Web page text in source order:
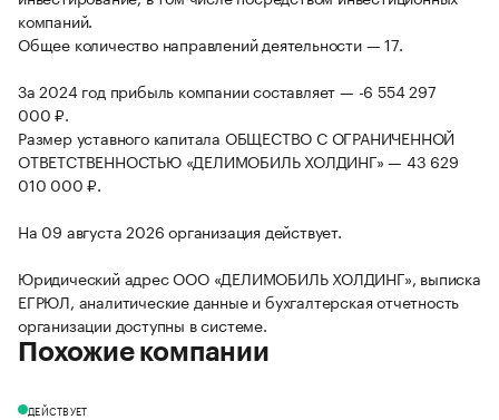
компаний.
Общее количество направлений деятельности — 17.
За 2024 год прибыль компании составляет — -6 554 297
000 ₽.
Размер уставного капитала ОБЩЕСТВО С ОГРАНИЧЕННОЙ
ОТВЕТСТВЕННОСТЬЮ «ДЕЛИМОБИЛЬ ХОЛДИНГ» — 43 629
010 000 ₽.
На 09 августа 2026 организация действует.
Юридический адрес ООО «ДЕЛИМОБИЛЬ ХОЛДИНГ», выписка
ЕГРЮЛ, аналитические данные и бухгалтерская отчетность
организации доступны в системе.
Похожие компании
ДЕЙСТВУЕТ